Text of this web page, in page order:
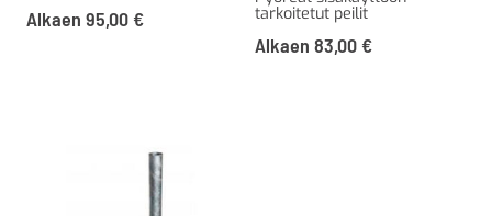
Alkaen 95,00 € tarkoitetut peilit
Alkaen 83,00 €